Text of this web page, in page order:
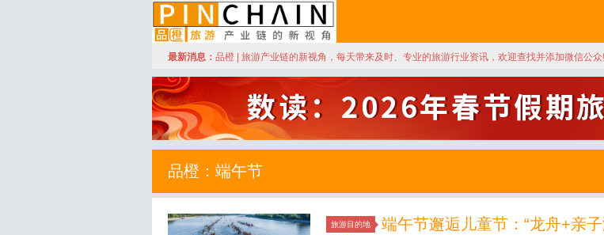
品橙旅游
最新消息： 品橙 | 旅游产业链的新视角，每天带来及时、专业的旅游行业资讯，欢迎查找并添加微信公
品橙：端午节
旅游目的地
端午节邂逅儿童节：“龙舟+亲子